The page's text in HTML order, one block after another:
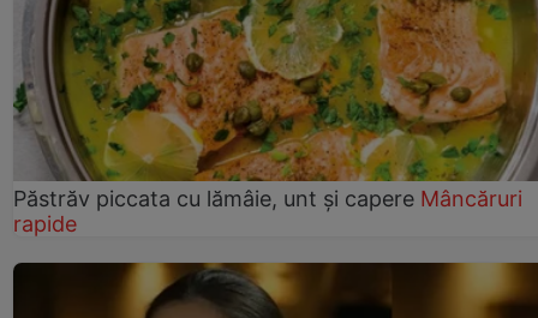
Păstrăv piccata cu lămâie, unt și capere Mâncăruri
rapide